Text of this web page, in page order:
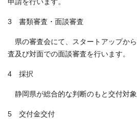
申請を⾏います。
3 書類審査・面談審査
県の審査会にて、スタートアップか
査及び対⾯での⾯談審査を⾏います。
4 採択
静岡県が総合的な判断のもと交付対象
5 交付金交付